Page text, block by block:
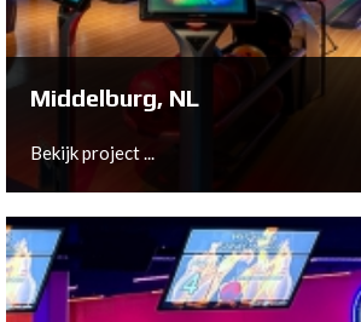
Middelburg, NL
Bekijk project ...